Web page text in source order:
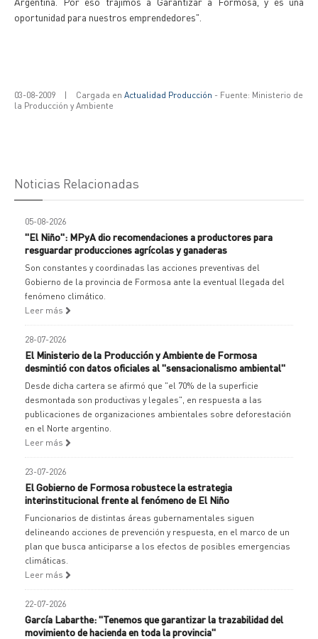
oportunidad para nuestros emprendedores".
03-08-2009 | Cargada en Actualidad Producción - Fuente: Ministerio de
la Producción y Ambiente
Noticias Relacionadas
05-08-2026
"El Niño": MPyA dio recomendaciones a productores para
resguardar producciones agrícolas y ganaderas
Son constantes y coordinadas las acciones preventivas del
Gobierno de la provincia de Formosa ante la eventual llegada del
fenómeno climático.
Leer más
28-07-2026
El Ministerio de la Producción y Ambiente de Formosa
desmintió con datos oficiales al "sensacionalismo ambiental"
Desde dicha cartera se afirmó que "el 70% de la superficie
desmontada son productivas y legales", en respuesta a las
publicaciones de organizaciones ambientales sobre deforestación
en el Norte argentino.
Leer más
23-07-2026
El Gobierno de Formosa robustece la estrategia
interinstitucional frente al fenómeno de El Niño
Funcionarios de distintas áreas gubernamentales siguen
delineando acciones de prevención y respuesta, en el marco de un
plan que busca anticiparse a los efectos de posibles emergencias
climáticas.
Leer más
22-07-2026
García Labarthe: "Tenemos que garantizar la trazabilidad del
movimiento de hacienda en toda la provincia"